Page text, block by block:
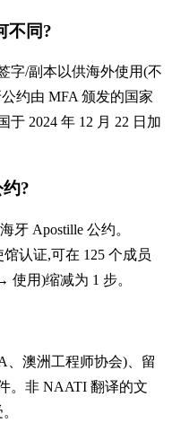
不同?
字/副本以供海外使用(不
约由 MFA 颁发的国家
2024 年 12 月 22 日加
?
牙 Apostille 公约。
认证,可在 125 个成员
用)缩减为 1 步。
、澳洲工程师协会)、留
。非 NAATI 翻译的文